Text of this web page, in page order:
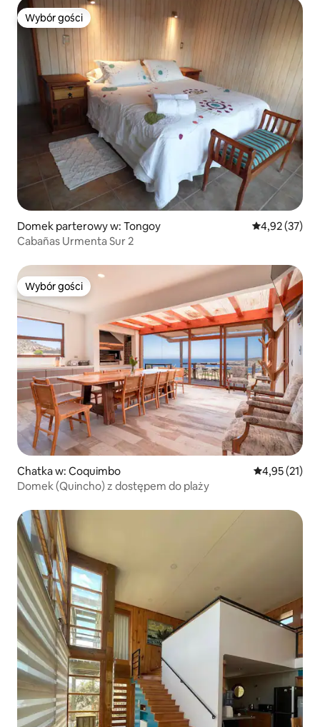
Wybór gości
Wybór gości
Domek parterowy w: Tongoy Średnia
4,92 (37)
Cabañas Urmenta Sur 2
Wybór gości
Wybór gości
Chatka w: Coquimbo Średnia
4,95 (21)
Domek (Quincho) z dostępem do plaży